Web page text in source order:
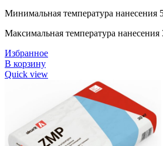
Минимальная температура нанесения
Максимальная температура нанесения
Избранное
В корзину
Quick view